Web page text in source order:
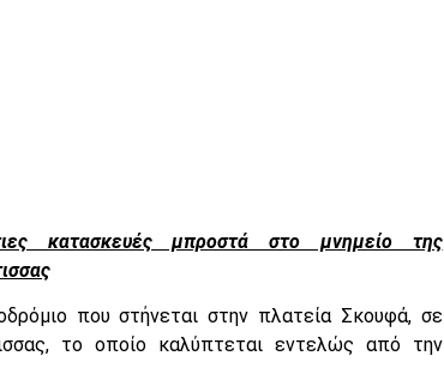
κατασκευές μπροστά στο μνημείο της
που στήνεται στην πλατεία Σκουφά, σε
το οποίο καλύπτεται εντελώς από την